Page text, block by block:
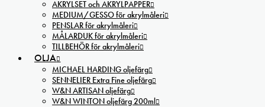
AKRYLSET och AKRYLPAPPER
MEDIUM/GESSO för akrylmåleri
PENSLAR för akrylmåleri
MÅLARDUK för akrylmåleri
TILLBEHÖR för akrylmåleri
OLJA
MICHAEL HARDING oljefärg
SENNELIER Extra Fine oljefärg
W&N ARTISAN oljefärg
W&N WINTON oljefärg 200ml